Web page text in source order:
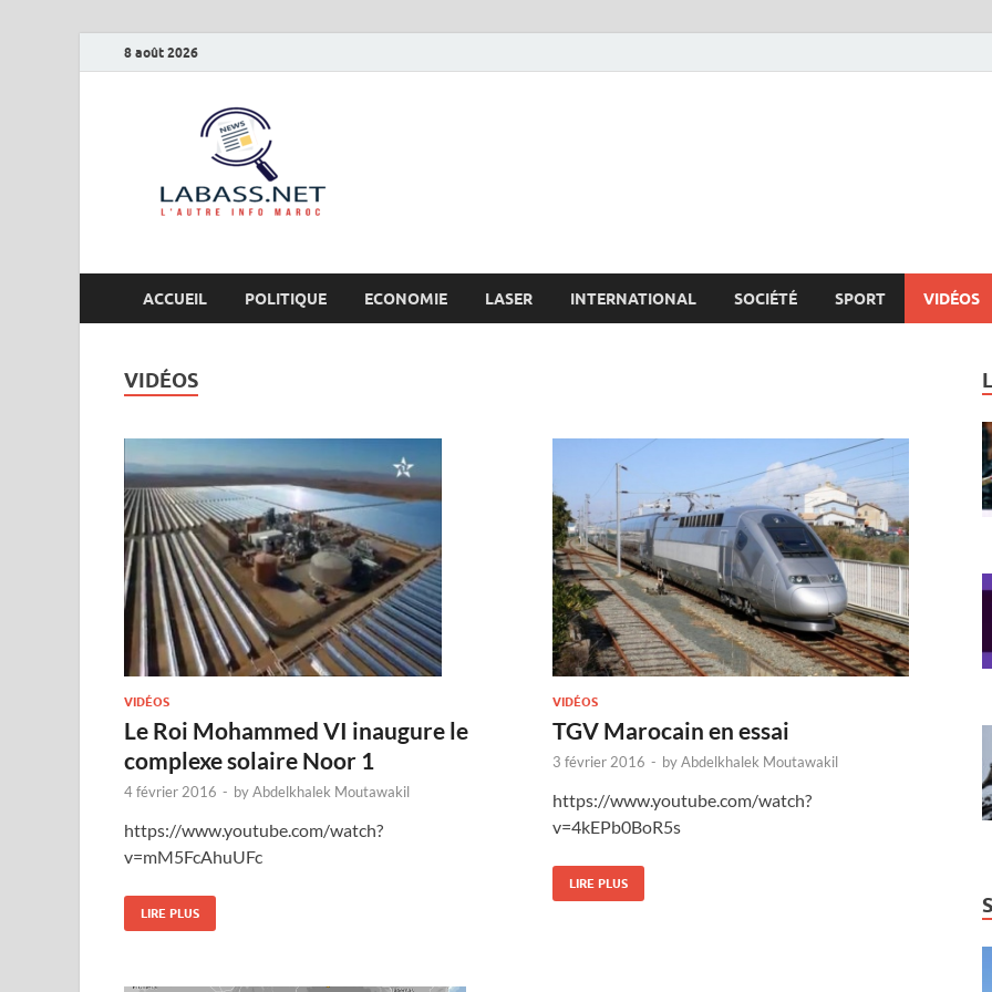
8 août 2026
ACCUEIL POLITIQUE ECONOMIE LASER INTERNATIONAL SOCIÉTÉ SPORT VIDÉOS
VIDÉOS
VIDÉOS
Le Roi Mohammed VI inaugure le
complexe solaire Noor 1
4 février 2016 - byAbdelkhalek Moutawakil
https://www.youtube.com/watch?
v=mM5FcAhuUFc
LIRE PLUS
VIDÉOS
TGV Marocain en essai
3 février 2016 - byAbdelkhalek Moutawakil
https://www.youtube.com/watch?
v=4kEPb0BoR5s
LIRE PLUS